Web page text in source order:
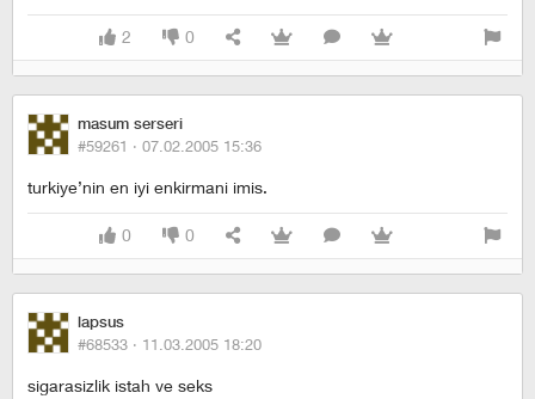
2 0
masum serseri
#59261 · 07.02.2005 15:36
turkiye’nin en iyi enkirmani imis.
0 0
lapsus
#68533 · 11.03.2005 18:20
sigarasizlik istah ve seks